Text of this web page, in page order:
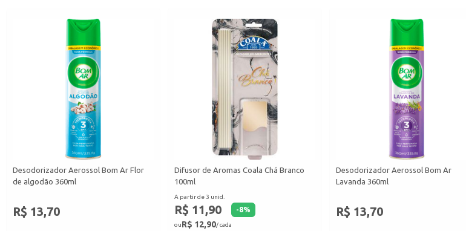
Desodorizador Aerossol Bom Ar Flor
de algodão 360ml
R$ 13,70
Difusor de Aromas Coala Chá Branco
100ml
A partir de 3 unid.
R$ 11,90 -8%
ouR$ 12,90/ cada
Desodorizador Aerossol Bom Ar
Lavanda 360ml
R$ 13,70